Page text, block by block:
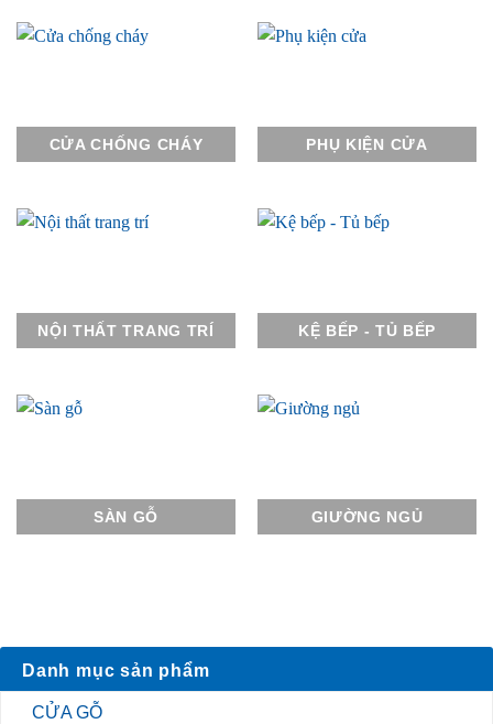
CỬA CHỐNG CHÁY PHỤ KIỆN CỬA
NỘI THẤT TRANG TRÍ KỆ BẾP - TỦ BẾP
SÀN GỖ GIƯỜNG NGỦ
Danh mục sản phẩm
CỬA GỖ